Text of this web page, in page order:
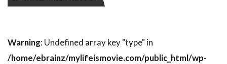
ジョン・マイケル・ヒギンズ
ジョン・マホーニー
ジョン・マルコヴィッチ
ジョン・マーフィ
ジョン・ミリアス
Warning: Undefined array key "type" in
/home/ebrainz/mylifeismovie.com/public_html/wp-